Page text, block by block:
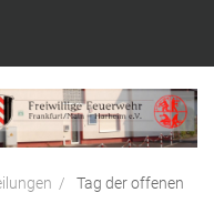
Tag der offenen